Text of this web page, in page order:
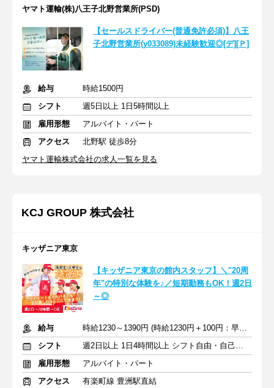
ヤマト運輸(株)八王子北野営業所(PSD)
【セールスドライバー(普通免許必須)】八王
子北野営業所(y033089)未経験歓迎◎[デ][Ｐ]
給与
時給1500円
シフト
週5日以上 1日5時間以上
雇用形態
アルバイト・パート
アクセス
北野駅 徒歩8分
ヤマト運輸株式会社の求人一覧を見る
KCJ GROUP 株式会社
キッザニア東京
【キッザニア東京の館内スタッフ】＼"20周
年"の特別な体験を♪／短期勤務もOK！週2日
～◎
給与
時給1230～1390円 (時給1230円＋100円：早朝＋60円：繁忙期手当)
シフト
週2日以上 1日4時間以上 シフト自由・自己申告
雇用形態
アルバイト・パート
アクセス
有楽町線 豊洲駅直結